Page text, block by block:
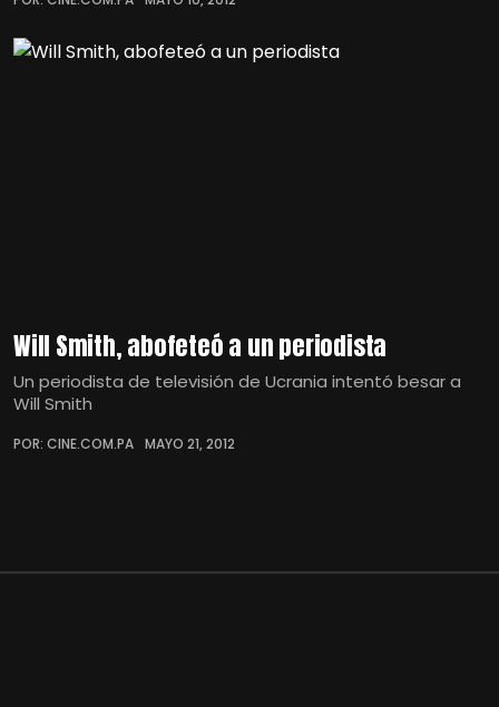
Will Smith, abofeteó a un periodista
Un periodista de televisión de Ucrania intentó besar a
Will Smith
POR: CINE.COM.PA MAYO 21, 2012